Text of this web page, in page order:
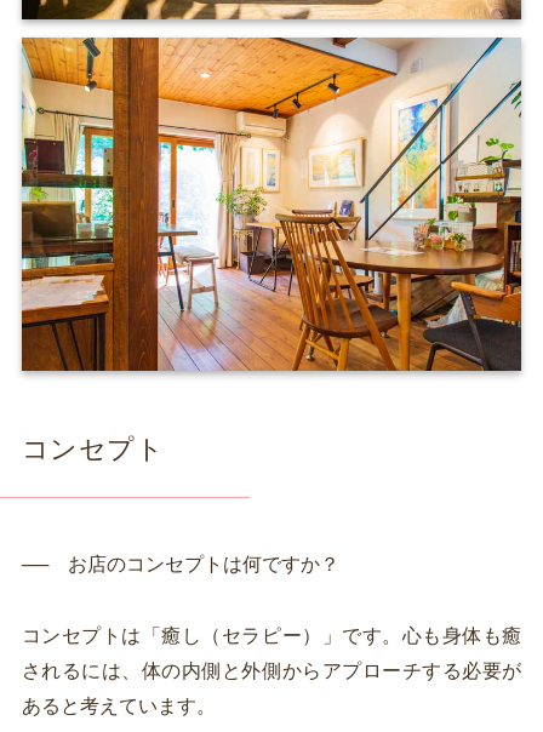
コンセプト
── お店のコンセプトは何ですか？
コンセプトは「癒し（セラピー）」です。心も身体も癒
されるには、体の内側と外側からアプローチする必要が
あると考えています。